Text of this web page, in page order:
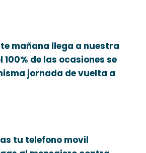
mañana llega a nuestra
de las ocasiones se
jornada de vuelta a
tu telefono movil